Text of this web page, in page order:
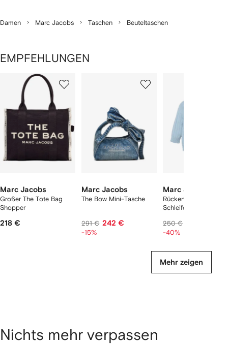
Damen Marc Jacobs Taschen Beuteltaschen
EMPFEHLUNGEN
Marc Jacobs
Großer The Tote Bag
Shopper
218 €
Marc Jacobs
The Bow Mini-Tasche
291 € 242 €
-15%
Marc Jacobs
Rückenfreier Pullover
Schleife
250 €
-40%
Mehr zeigen
Nichts mehr verpassen